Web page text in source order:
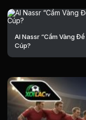
Al Nassr “Cầm Vàng
Cúp?